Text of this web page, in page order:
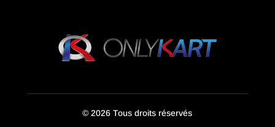
© 2026 Tous droits réservés